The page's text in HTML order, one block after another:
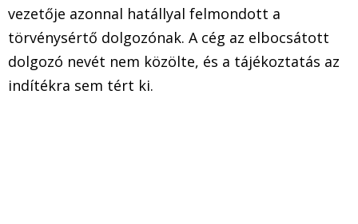
vezetője azonnal hatállyal felmondott a
törvénysértő dolgozónak. A cég az elbocsátott
dolgozó nevét nem közölte, és a tájékoztatás az
indítékra sem tért ki.